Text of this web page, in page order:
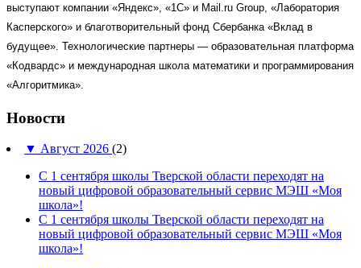
выступают компании «Яндекс», «1С» и Mail.ru Group, «Лаборатория
Касперского» и благотворительный фонд Сбербанка «Вклад в
будущее». Технологические партнеры — образовательная платформа
«Кодвардс» и международная школа математики и программирования
«Алгоритмика».
Новости
▼ Август 2026 (2)
С 1 сентября школы Тверской области переходят на
новый цифровой образовательный сервис МЭШ «Моя
школа»!
С 1 сентября школы Тверской области переходят на
новый цифровой образовательный сервис МЭШ «Моя
школа»!